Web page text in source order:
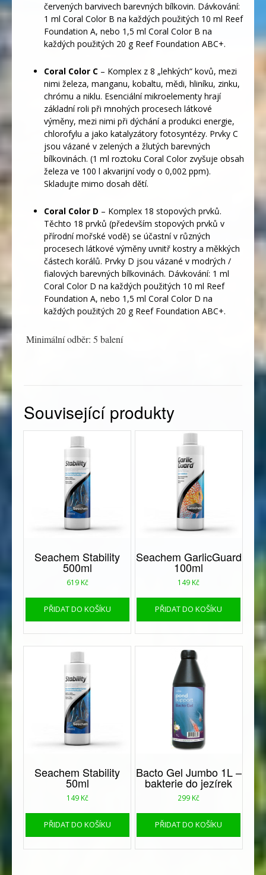
červených barvivech barevných bílkovin. Dávkování:
1 ml Coral Color B na každých použitých 10 ml Reef
Foundation A, nebo 1,5 ml Coral Color B na
každých použitých 20 g Reef Foundation ABC+.
Coral Color C– Komplex z 8 „lehkých“ kovů, mezi
nimi železa, manganu, kobaltu, mědi, hliníku, zinku,
chrómu a niklu. Esenciální mikroelementy hrají
základní roli při mnohých procesech látkové
výměny, mezi nimi při dýchání a produkci energie,
chlorofylu a jako katalyzátory fotosyntézy. Prvky C
jsou vázané v zelených a žlutých barevných
bílkovinách. (1 ml roztoku Coral Color zvyšuje obsah
železa ve 100 l akvarijní vody o 0,002 ppm).
Skladujte mimo dosah dětí.
Coral Color D – Komplex 18 stopových prvků.
Těchto 18 prvků (především stopových prvků v
přírodní mořské vodě) se účastní v různých
procesech látkové výměny uvnitř kostry a měkkých
částech korálů. Prvky D jsou vázané v modrých /
fialových barevných bílkovinách. Dávkování: 1 ml
Coral Color D na každých použitých 10 ml Reef
Foundation A, nebo 1,5 ml Coral Color D na
každých použitých 20 g Reef Foundation ABC+.
Minimální odběr: 5 balení
Související produkty
Seachem Stability
500ml
619 Kč
PŘIDAT DO KOŠÍKU
Seachem GarlicGuard
100ml
149 Kč
PŘIDAT DO KOŠÍKU
Seachem Stability
50ml
149 Kč
PŘIDAT DO KOŠÍKU
Bacto Gel Jumbo 1L –
bakterie do jezírek
299 Kč
PŘIDAT DO KOŠÍKU